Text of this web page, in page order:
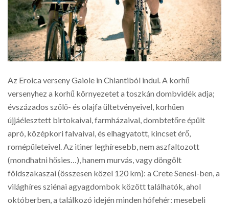
Az Eroica verseny Gaiole in Chiantiból indul. A korhű
versenyhez a korhű környezetet a toszkán dombvidék adja;
évszázados szőlő- és olajfa ültetvényeivel, korhűen
újjáélesztett birtokaival, farmházaival, dombtetőre épült
apró, középkori falvaival, és elhagyatott, kincset érő,
romépületeivel. Az itiner leghíresebb, nem aszfaltozott
(mondhatni hősies…), hanem murvás, vagy döngölt
földszakaszai (összesen közel 120 km): a Crete Senesi-ben, a
világhíres sziénai agyagdombok között találhatók, ahol
októberben, a találkozó idején minden hófehér: mesebeli